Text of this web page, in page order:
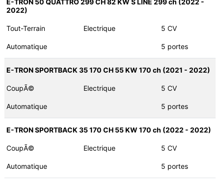
E-TRON 50 QUATTRO 299 CH 82 KW S LINE 299 ch (2022 -
2022)
Tout-Terrain Electrique 5 CV
Automatique 5 portes
E-TRON SPORTBACK 35 170 CH 55 KW 170 ch (2021 - 2022)
CoupÃ© Electrique 5 CV
Automatique 5 portes
E-TRON SPORTBACK 35 170 CH 55 KW 170 ch (2022 - 2022)
CoupÃ© Electrique 5 CV
Automatique 5 portes